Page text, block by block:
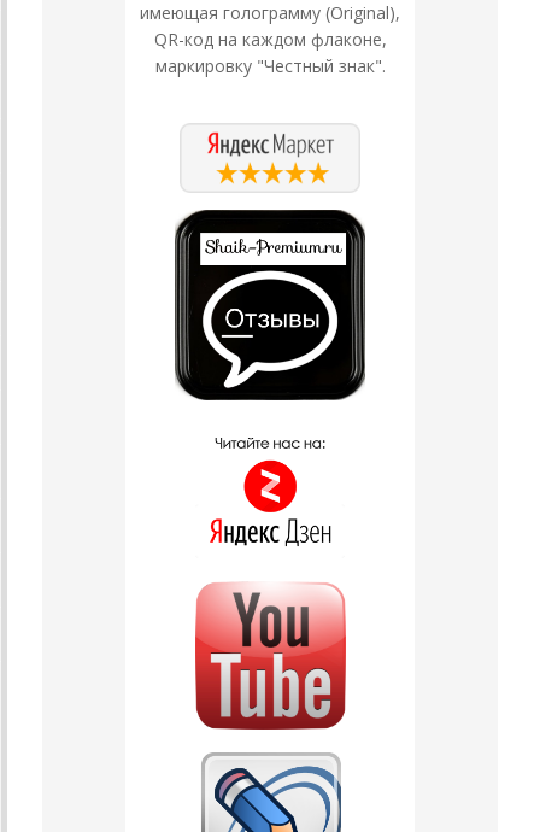
имеющая голограмму (Original),
QR-код на каждом флаконе,
маркировку "Честный знак".